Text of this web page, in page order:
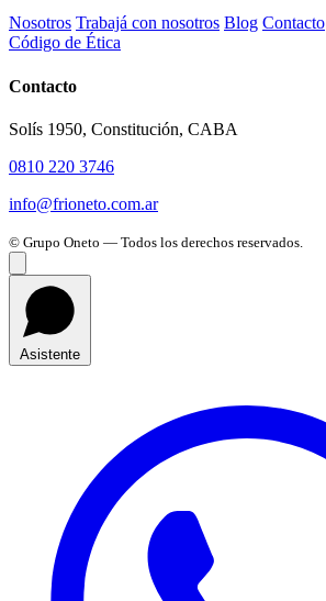
Nosotros Trabajá con nosotros Blog Contacto
Código de Ética
Contacto
Solís 1950, Constitución, CABA
0810 220 3746
info@frioneto.com.ar
© Grupo Oneto — Todos los derechos reservados.
Asistente